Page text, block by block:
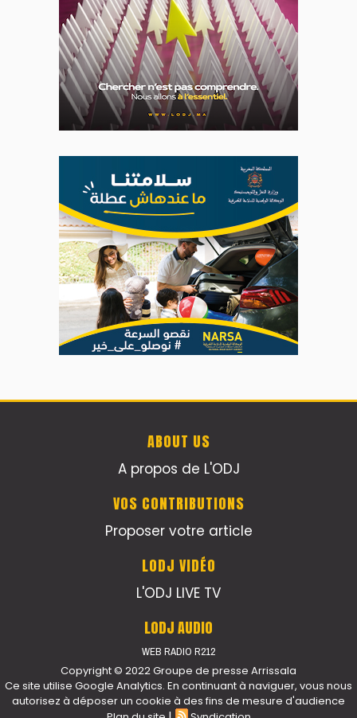
ABOUT US
A propos de L'ODJ
VOS CONTRIBUTIONS
Proposer votre article
LODJ VIDÉO
L'ODJ LIVE TV
LODJ AUDIO
WEB RADIO R212
Copyright © 2022 Groupe de presse Arrissala
Ce site utilise Google Analytics. En continuant à naviguer, vous nous
autorisez à déposer un cookie à des fins de mesure d'audience